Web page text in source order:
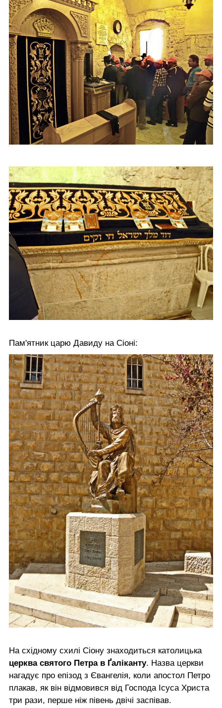
Пам'ятник царю Давиду на Сіоні:
На східному схилі Сіону знаходиться католицька
церква святого Петра в Ґаліканту. Назва церкви
нагадує про епізод з Євангелія, коли апостол Петро
плакав, як він відмовився від Господа Ісуса Христа
три рази, перше ніж півень двічі заспівав.